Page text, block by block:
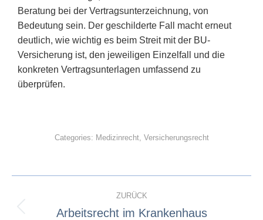
Beratung bei der Vertragsunterzeichnung, von
Bedeutung sein. Der geschilderte Fall macht erneut
deutlich, wie wichtig es beim Streit mit der BU-
Versicherung ist, den jeweiligen Einzelfall und die
konkreten Vertragsunterlagen umfassend zu
überprüfen.
Categories: Medizinrecht, Versicherungsrecht
ZURÜCK
Arbeitsrecht im Krankenhaus